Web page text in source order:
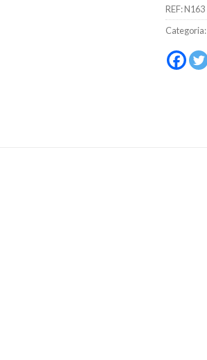
REF:N163
Categoria: